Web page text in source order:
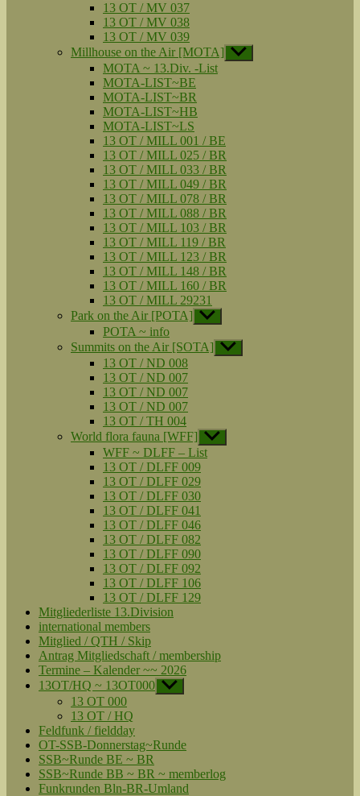
13 OT / MV 037
13 OT / MV 038
13 OT / MV 039
Millhouse on the Air [MOTA] Untermenü
anzeigen
MOTA ~ 13.Div. -List
MOTA-LIST~BE
MOTA-LIST~BR
MOTA-LIST~HB
MOTA-LIST~LS
13 OT / MILL 001 / BE
13 OT / MILL 025 / BR
13 OT / MILL 033 / BR
13 OT / MILL 049 / BR
13 OT / MILL 078 / BR
13 OT / MILL 088 / BR
13 OT / MILL 103 / BR
13 OT / MILL 119 / BR
13 OT / MILL 123 / BR
13 OT / MILL 148 / BR
13 OT / MILL 160 / BR
13 OT / MILL 29231
Park on the Air [POTA] Untermenü
anzeigen
POTA ~ info
Summits on the Air [SOTA] Untermenü
anzeigen
13 OT / ND 008
13 OT / ND 007
13 OT / ND 007
13 OT / ND 007
13 OT / TH 004
World flora fauna [WFF] Untermenü
anzeigen
WFF ~ DLFF – List
13 OT / DLFF 009
13 OT / DLFF 029
13 OT / DLFF 030
13 OT / DLFF 041
13 OT / DLFF 046
13 OT / DLFF 082
13 OT / DLFF 090
13 OT / DLFF 092
13 OT / DLFF 106
13 OT / DLFF 129
Mitgliederliste 13.Division
international members
Mitglied / QTH / Skip
Antrag Mitgliedschaft / membership
Termine – Kalender ~~ 2026
13OT/HQ ~ 13OT000 Untermenü
anzeigen
13 OT 000
13 OT / HQ
Feldfunk / fieldday
OT-SSB-Donnerstag~Runde
SSB~Runde BE ~ BR
SSB~Runde BB ~ BR ~ memberlog
Funkrunden Bln-BR-Umland